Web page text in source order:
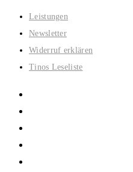
Zum
Inhalt
springen
Leistungen
Newsletter
Widerruf erklären
Tinos Leseliste